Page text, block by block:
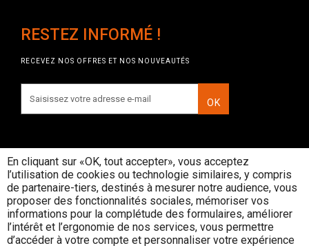
RESTEZ INFORMÉ !
RECEVEZ NOS OFFRES ET NOS NOUVEAUTÉS
OK
INTERDICTION DE VENTE DE
BOISSONS ALCOOLIQUES AUX
MINEURS DE MOINS DE 18 ANS
La preuve de majorité de l'acheteur est
exigée au moment de la vente en ligne
CODE DE LA SANTE PUBLIQUE, ART. L. 3342-1 et
En cliquant sur «OK, tout accepter», vous acceptez
l’utilisation de cookies ou technologie similaires, y compris
de partenaire-tiers, destinés à mesurer notre audience, vous
proposer des fonctionnalités sociales, mémoriser vos
informations pour la complétude des formulaires, améliorer
l’intérêt et l’ergonomie de nos services, vous permettre
d’accéder à votre compte et personnaliser votre expérience